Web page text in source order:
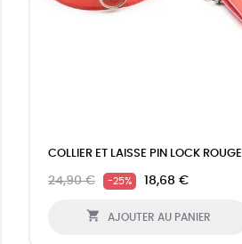
COLLIER ET LAISSE PIN LOCK ROUGE
24,90 € -25% 18,68 €
 AJOUTER AU PANIER